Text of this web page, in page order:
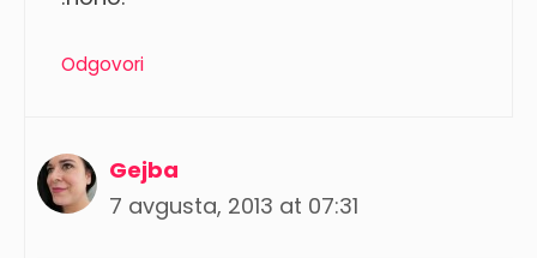
Odgovori
Gejba
7 avgusta, 2013 at 07:31